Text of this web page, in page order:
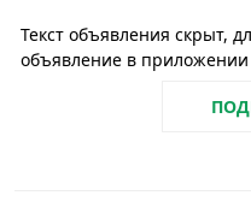
Текст объявления скрыт,
объявление в приложении